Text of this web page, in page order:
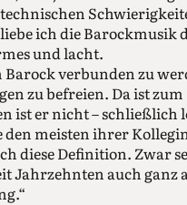
ich die Barockmusik
und lacht.
verbunden zu
zu befreien. Da ist
ist er nicht – schließlich
meisten ihrer
diese Definition. Zwar
Jahrzehnten auch ganz